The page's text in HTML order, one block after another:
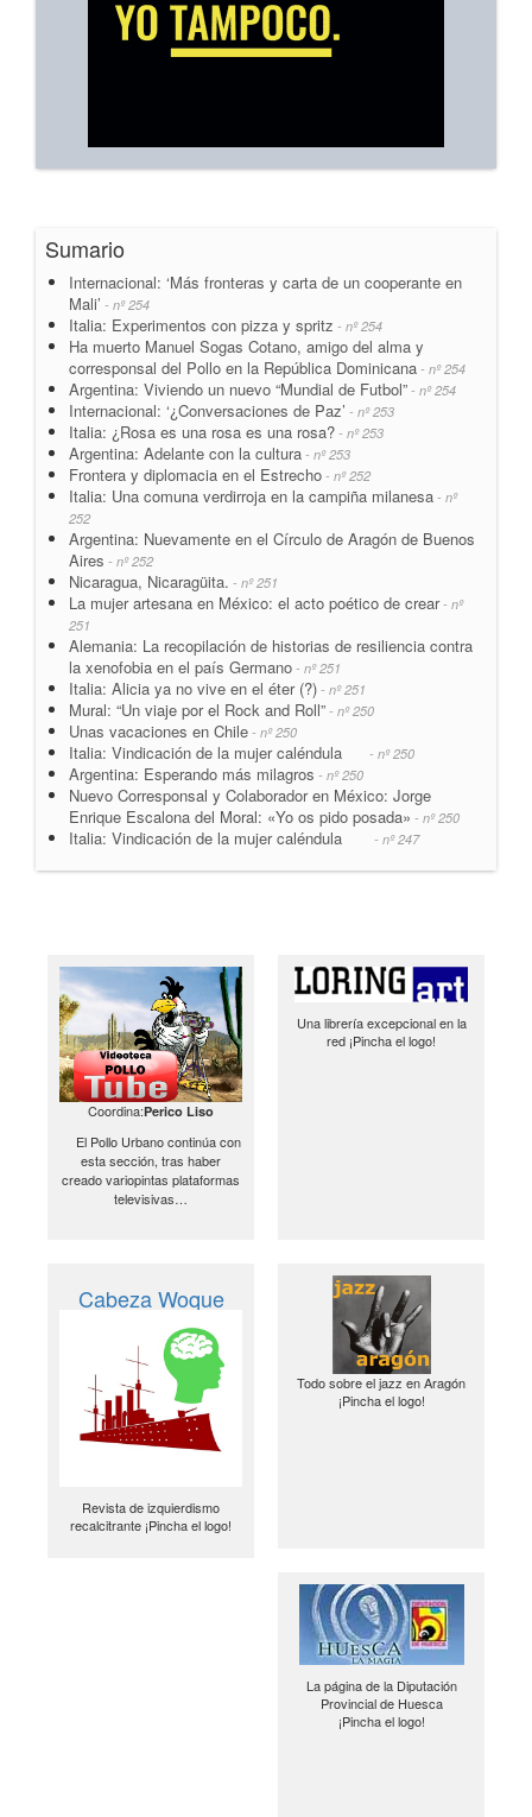
Sumario
Internacional: ‘Más fronteras y carta de un cooperante en
Mali’ - nº 254
Italia: Experimentos con pizza y spritz - nº 254
Ha muerto Manuel Sogas Cotano, amigo del alma y
corresponsal del Pollo en la República Dominicana - nº 254
Argentina: Viviendo un nuevo “Mundial de Futbol” - nº 254
Internacional: ‘¿Conversaciones de Paz’ - nº 253
Italia: ¿Rosa es una rosa es una rosa? - nº 253
Argentina: Adelante con la cultura - nº 253
Frontera y diplomacia en el Estrecho - nº 252
Italia: Una comuna verdirroja en la campiña milanesa - nº
252
Argentina: Nuevamente en el Círculo de Aragón de Buenos
Aires - nº 252
Nicaragua, Nicaragüita. - nº 251
La mujer artesana en México: el acto poético de crear- nº
251
Alemania: La recopilación de historias de resiliencia contra
la xenofobia en el país Germano - nº 251
Italia: Alicia ya no vive en el éter (?) - nº 251
Mural: “Un viaje por el Rock and Roll” - nº 250
Unas vacaciones en Chile - nº 250
Italia: Vindicación de la mujer caléndula - nº 250
Argentina: Esperando más milagros - nº 250
Nuevo Corresponsal y Colaborador en México: Jorge
Enrique Escalona del Moral: «Yo os pido posada» - nº 250
Italia: Vindicación de la mujer caléndula - nº 247
Coordina:Perico Liso
El Pollo Urbano continúa con
esta sección, tras haber
creado variopintas plataformas
televisivas…
Una librería excepcional en la
red ¡Pincha el logo!
Cabeza Woque
Revista de izquierdismo
recalcitrante ¡Pincha el logo!
Todo sobre el jazz en Aragón
¡Pincha el logo!
La página de la Diputación
Provincial de Huesca
¡Pincha el logo!